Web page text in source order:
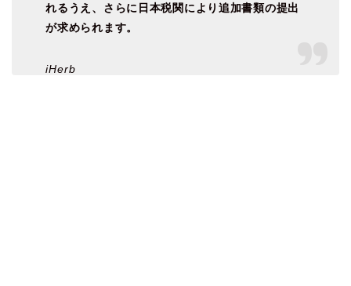
れるうえ、さらに日本税関により追加書類の提出
が求められます。
iHerb